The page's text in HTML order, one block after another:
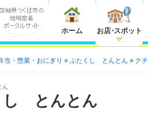
ホーム お店・スポット
当・惣菜・おにぎり ぶたくし とんとん ク
し とんとん